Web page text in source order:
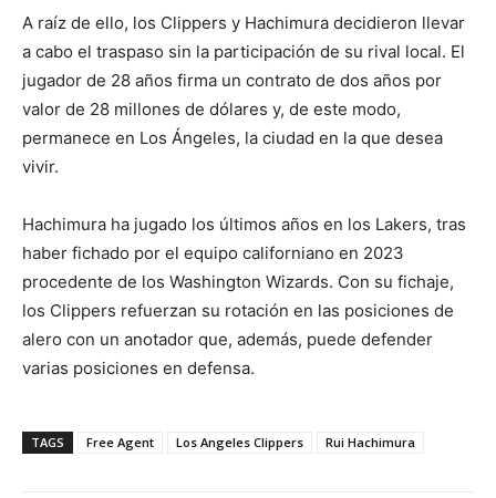
A raíz de ello, los Clippers y Hachimura decidieron llevar
a cabo el traspaso sin la participación de su rival local. El
jugador de 28 años firma un contrato de dos años por
valor de 28 millones de dólares y, de este modo,
permanece en Los Ángeles, la ciudad en la que desea
vivir.
Hachimura ha jugado los últimos años en los Lakers, tras
haber fichado por el equipo californiano en 2023
procedente de los Washington Wizards. Con su fichaje,
los Clippers refuerzan su rotación en las posiciones de
alero con un anotador que, además, puede defender
varias posiciones en defensa.
TAGS Free Agent Los Angeles Clippers Rui Hachimura